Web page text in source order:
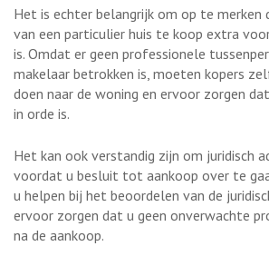
Het is echter belangrijk om op te merken
van een particulier huis te koop extra
is. Omdat er geen professionele
makelaar betrokken is, moeten kopers
doen naar de woning en ervoor zorgen
in orde is.
Het kan ook verstandig zijn om juridisch
voordat u besluit tot aankoop over te
u helpen bij het beoordelen van de
ervoor zorgen dat u geen onverwachte
na de aankoop.